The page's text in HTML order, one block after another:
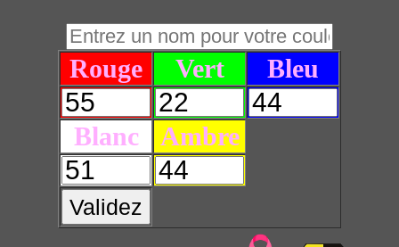
Rouge Vert Bleu
Blanc Ambre
Validez